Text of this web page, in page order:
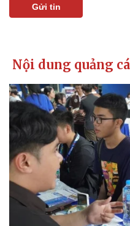
Thể thao
Bóng đá
Lịch thi đấu bóng đá
Thế giới thể thao
eSports
Hậu trường
Gửi tin